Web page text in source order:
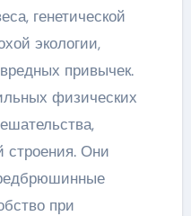
генетической
экологии,
привычек.
физических
строения. Они
при